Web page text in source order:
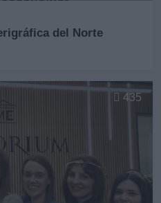
del Norte
435